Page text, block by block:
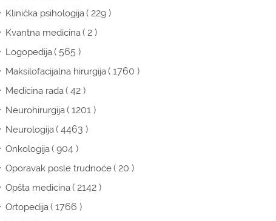
Klinička psihologija( 229 )
Kvantna medicina( 2 )
Logopedija( 565 )
Maksilofacijalna hirurgija( 1760 )
Medicina rada( 42 )
Neurohirurgija( 1201 )
Neurologija( 4463 )
Onkologija( 904 )
Oporavak posle trudnoće( 20 )
Opšta medicina( 2142 )
Ortopedija( 1766 )